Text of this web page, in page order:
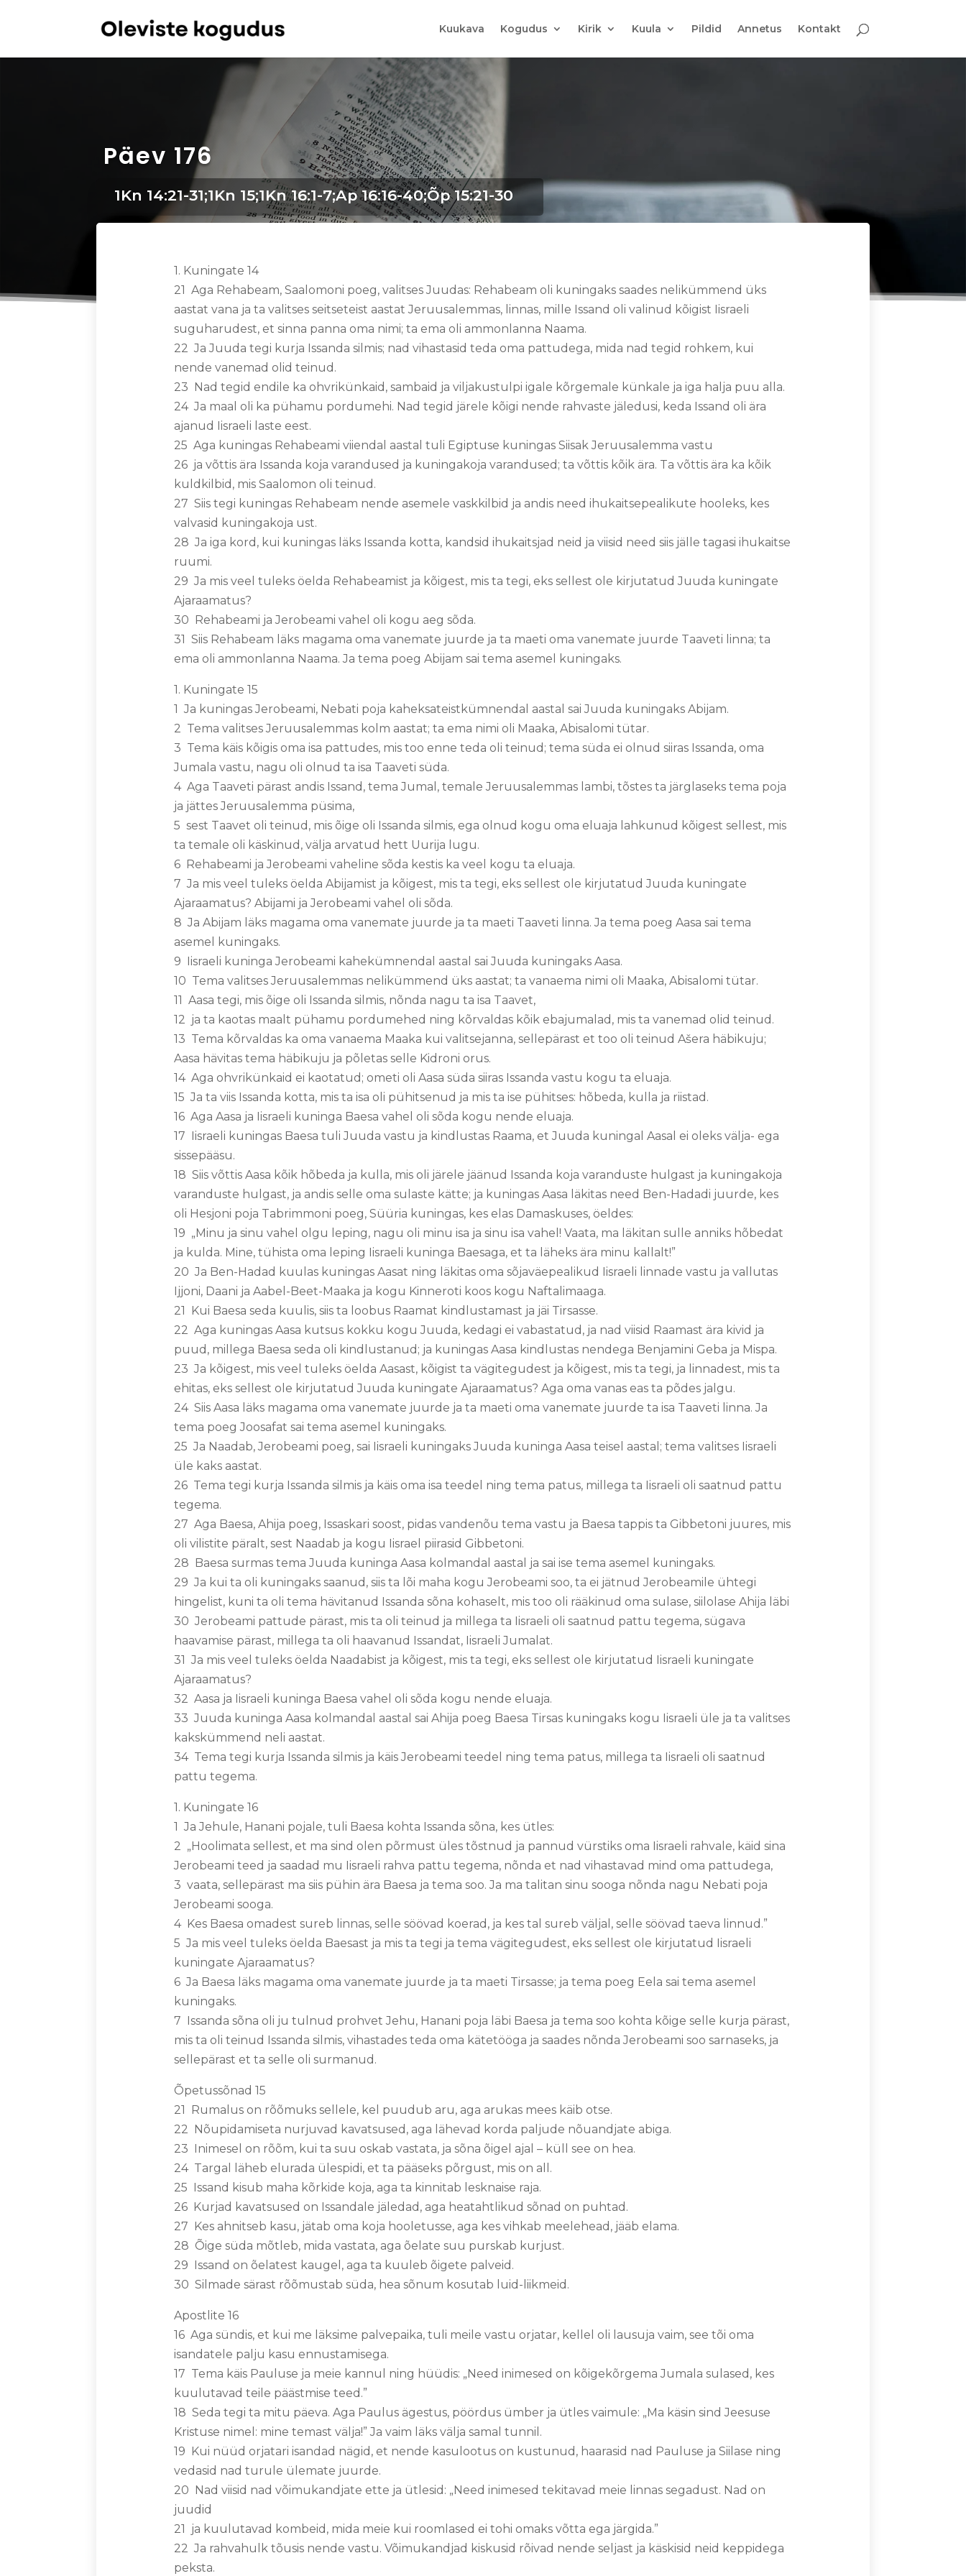
Kuukava Kogudus Kirik Kuula Pildid Annetus Kontakt
Päev 176
1Kn 14:21-31;1Kn 15;1Kn 16:1-7;Ap 16:16-40;Õp 15:21-30
1. Kuningate 14
21 Aga Rehabeam, Saalomoni poeg, valitses Juudas: Rehabeam oli kuningaks saades nelikümmend üks
aastat vana ja ta valitses seitseteist aastat Jeruusalemmas, linnas, mille Issand oli valinud kõigist Iisraeli
suguharudest, et sinna panna oma nimi; ta ema oli ammonlanna Naama.
22 Ja Juuda tegi kurja Issanda silmis; nad vihastasid teda oma pattudega, mida nad tegid rohkem, kui
nende vanemad olid teinud.
23 Nad tegid endile ka ohvrikünkaid, sambaid ja viljakustulpi igale kõrgemale künkale ja iga halja puu alla.
24 Ja maal oli ka pühamu pordumehi. Nad tegid järele kõigi nende rahvaste jäledusi, keda Issand oli ära
ajanud Iisraeli laste eest.
25 Aga kuningas Rehabeami viiendal aastal tuli Egiptuse kuningas Siisak Jeruusalemma vastu
26 ja võttis ära Issanda koja varandused ja kuningakoja varandused; ta võttis kõik ära. Ta võttis ära ka kõik
kuldkilbid, mis Saalomon oli teinud.
27 Siis tegi kuningas Rehabeam nende asemele vaskkilbid ja andis need ihukaitsepealikute hooleks, kes
valvasid kuningakoja ust.
28 Ja iga kord, kui kuningas läks Issanda kotta, kandsid ihukaitsjad neid ja viisid need siis jälle tagasi ihukaitse
ruumi.
29 Ja mis veel tuleks öelda Rehabeamist ja kõigest, mis ta tegi, eks sellest ole kirjutatud Juuda kuningate
Ajaraamatus?
30 Rehabeami ja Jerobeami vahel oli kogu aeg sõda.
31 Siis Rehabeam läks magama oma vanemate juurde ja ta maeti oma vanemate juurde Taaveti linna; ta
ema oli ammonlanna Naama. Ja tema poeg Abijam sai tema asemel kuningaks.
1. Kuningate 15
1 Ja kuningas Jerobeami, Nebati poja kaheksateistkümnendal aastal sai Juuda kuningaks Abijam.
2 Tema valitses Jeruusalemmas kolm aastat; ta ema nimi oli Maaka, Abisalomi tütar.
3 Tema käis kõigis oma isa pattudes, mis too enne teda oli teinud; tema süda ei olnud siiras Issanda, oma
Jumala vastu, nagu oli olnud ta isa Taaveti süda.
4 Aga Taaveti pärast andis Issand, tema Jumal, temale Jeruusalemmas lambi, tõstes ta järglaseks tema poja
ja jättes Jeruusalemma püsima,
5 sest Taavet oli teinud, mis õige oli Issanda silmis, ega olnud kogu oma eluaja lahkunud kõigest sellest, mis
ta temale oli käskinud, välja arvatud hett Uurija lugu.
6 Rehabeami ja Jerobeami vaheline sõda kestis ka veel kogu ta eluaja.
7 Ja mis veel tuleks öelda Abijamist ja kõigest, mis ta tegi, eks sellest ole kirjutatud Juuda kuningate
Ajaraamatus? Abijami ja Jerobeami vahel oli sõda.
8 Ja Abijam läks magama oma vanemate juurde ja ta maeti Taaveti linna. Ja tema poeg Aasa sai tema
asemel kuningaks.
9 Iisraeli kuninga Jerobeami kahekümnendal aastal sai Juuda kuningaks Aasa.
10 Tema valitses Jeruusalemmas nelikümmend üks aastat; ta vanaema nimi oli Maaka, Abisalomi tütar.
11 Aasa tegi, mis õige oli Issanda silmis, nõnda nagu ta isa Taavet,
12 ja ta kaotas maalt pühamu pordumehed ning kõrvaldas kõik ebajumalad, mis ta vanemad olid teinud.
13 Tema kõrvaldas ka oma vanaema Maaka kui valitsejanna, sellepärast et too oli teinud Ašera häbikuju;
Aasa hävitas tema häbikuju ja põletas selle Kidroni orus.
14 Aga ohvrikünkaid ei kaotatud; ometi oli Aasa süda siiras Issanda vastu kogu ta eluaja.
15 Ja ta viis Issanda kotta, mis ta isa oli pühitsenud ja mis ta ise pühitses: hõbeda, kulla ja riistad.
16 Aga Aasa ja Iisraeli kuninga Baesa vahel oli sõda kogu nende eluaja.
17 Iisraeli kuningas Baesa tuli Juuda vastu ja kindlustas Raama, et Juuda kuningal Aasal ei oleks välja- ega
sissepääsu.
18 Siis võttis Aasa kõik hõbeda ja kulla, mis oli järele jäänud Issanda koja varanduste hulgast ja kuningakoja
varanduste hulgast, ja andis selle oma sulaste kätte; ja kuningas Aasa läkitas need Ben-Hadadi juurde, kes
oli Hesjoni poja Tabrimmoni poeg, Süüria kuningas, kes elas Damaskuses, öeldes:
19 „Minu ja sinu vahel olgu leping, nagu oli minu isa ja sinu isa vahel! Vaata, ma läkitan sulle anniks hõbedat
ja kulda. Mine, tühista oma leping Iisraeli kuninga Baesaga, et ta läheks ära minu kallalt!”
20 Ja Ben-Hadad kuulas kuningas Aasat ning läkitas oma sõjaväepealikud Iisraeli linnade vastu ja vallutas
Ijjoni, Daani ja Aabel-Beet-Maaka ja kogu Kinneroti koos kogu Naftalimaaga.
21 Kui Baesa seda kuulis, siis ta loobus Raamat kindlustamast ja jäi Tirsasse.
22 Aga kuningas Aasa kutsus kokku kogu Juuda, kedagi ei vabastatud, ja nad viisid Raamast ära kivid ja
puud, millega Baesa seda oli kindlustanud; ja kuningas Aasa kindlustas nendega Benjamini Geba ja Mispa.
23 Ja kõigest, mis veel tuleks öelda Aasast, kõigist ta vägitegudest ja kõigest, mis ta tegi, ja linnadest, mis ta
ehitas, eks sellest ole kirjutatud Juuda kuningate Ajaraamatus? Aga oma vanas eas ta põdes jalgu.
24 Siis Aasa läks magama oma vanemate juurde ja ta maeti oma vanemate juurde ta isa Taaveti linna. Ja
tema poeg Joosafat sai tema asemel kuningaks.
25 Ja Naadab, Jerobeami poeg, sai Iisraeli kuningaks Juuda kuninga Aasa teisel aastal; tema valitses Iisraeli
üle kaks aastat.
26 Tema tegi kurja Issanda silmis ja käis oma isa teedel ning tema patus, millega ta Iisraeli oli saatnud pattu
tegema.
27 Aga Baesa, Ahija poeg, Issaskari soost, pidas vandenõu tema vastu ja Baesa tappis ta Gibbetoni juures, mis
oli vilistite päralt, sest Naadab ja kogu Iisrael piirasid Gibbetoni.
28 Baesa surmas tema Juuda kuninga Aasa kolmandal aastal ja sai ise tema asemel kuningaks.
29 Ja kui ta oli kuningaks saanud, siis ta lõi maha kogu Jerobeami soo, ta ei jätnud Jerobeamile ühtegi
hingelist, kuni ta oli tema hävitanud Issanda sõna kohaselt, mis too oli rääkinud oma sulase, siilolase Ahija läbi
30 Jerobeami pattude pärast, mis ta oli teinud ja millega ta Iisraeli oli saatnud pattu tegema, sügava
haavamise pärast, millega ta oli haavanud Issandat, Iisraeli Jumalat.
31 Ja mis veel tuleks öelda Naadabist ja kõigest, mis ta tegi, eks sellest ole kirjutatud Iisraeli kuningate
Ajaraamatus?
32 Aasa ja Iisraeli kuninga Baesa vahel oli sõda kogu nende eluaja.
33 Juuda kuninga Aasa kolmandal aastal sai Ahija poeg Baesa Tirsas kuningaks kogu Iisraeli üle ja ta valitses
kakskümmend neli aastat.
34 Tema tegi kurja Issanda silmis ja käis Jerobeami teedel ning tema patus, millega ta Iisraeli oli saatnud
pattu tegema.
1. Kuningate 16
1 Ja Jehule, Hanani pojale, tuli Baesa kohta Issanda sõna, kes ütles:
2 „Hoolimata sellest, et ma sind olen põrmust üles tõstnud ja pannud vürstiks oma Iisraeli rahvale, käid sina
Jerobeami teed ja saadad mu Iisraeli rahva pattu tegema, nõnda et nad vihastavad mind oma pattudega,
3 vaata, sellepärast ma siis pühin ära Baesa ja tema soo. Ja ma talitan sinu sooga nõnda nagu Nebati poja
Jerobeami sooga.
4 Kes Baesa omadest sureb linnas, selle söövad koerad, ja kes tal sureb väljal, selle söövad taeva linnud.”
5 Ja mis veel tuleks öelda Baesast ja mis ta tegi ja tema vägitegudest, eks sellest ole kirjutatud Iisraeli
kuningate Ajaraamatus?
6 Ja Baesa läks magama oma vanemate juurde ja ta maeti Tirsasse; ja tema poeg Eela sai tema asemel
kuningaks.
7 Issanda sõna oli ju tulnud prohvet Jehu, Hanani poja läbi Baesa ja tema soo kohta kõige selle kurja pärast,
mis ta oli teinud Issanda silmis, vihastades teda oma kätetööga ja saades nõnda Jerobeami soo sarnaseks, ja
sellepärast et ta selle oli surmanud.
Õpetussõnad 15
21 Rumalus on rõõmuks sellele, kel puudub aru, aga arukas mees käib otse.
22 Nõupidamiseta nurjuvad kavatsused, aga lähevad korda paljude nõuandjate abiga.
23 Inimesel on rõõm, kui ta suu oskab vastata, ja sõna õigel ajal – küll see on hea.
24 Targal läheb elurada ülespidi, et ta pääseks põrgust, mis on all.
25 Issand kisub maha kõrkide koja, aga ta kinnitab lesknaise raja.
26 Kurjad kavatsused on Issandale jäledad, aga heatahtlikud sõnad on puhtad.
27 Kes ahnitseb kasu, jätab oma koja hooletusse, aga kes vihkab meelehead, jääb elama.
28 Õige süda mõtleb, mida vastata, aga õelate suu purskab kurjust.
29 Issand on õelatest kaugel, aga ta kuuleb õigete palveid.
30 Silmade särast rõõmustab süda, hea sõnum kosutab luid-liikmeid.
Apostlite 16
16 Aga sündis, et kui me läksime palvepaika, tuli meile vastu orjatar, kellel oli lausuja vaim, see tõi oma
isandatele palju kasu ennustamisega.
17 Tema käis Pauluse ja meie kannul ning hüüdis: „Need inimesed on kõigekõrgema Jumala sulased, kes
kuulutavad teile päästmise teed.”
18 Seda tegi ta mitu päeva. Aga Paulus ägestus, pöördus ümber ja ütles vaimule: „Ma käsin sind Jeesuse
Kristuse nimel: mine temast välja!” Ja vaim läks välja samal tunnil.
19 Kui nüüd orjatari isandad nägid, et nende kasulootus on kustunud, haarasid nad Pauluse ja Siilase ning
vedasid nad turule ülemate juurde.
20 Nad viisid nad võimukandjate ette ja ütlesid: „Need inimesed tekitavad meie linnas segadust. Nad on
juudid
21 ja kuulutavad kombeid, mida meie kui roomlased ei tohi omaks võtta ega järgida.”
22 Ja rahvahulk tõusis nende vastu. Võimukandjad kiskusid rõivad nende seljast ja käskisid neid keppidega
peksta.